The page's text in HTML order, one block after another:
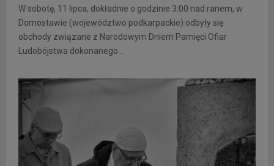
W sobotę, 11 lipca, dokładnie o godzinie 3:00 nad ranem, w
Domostawie (województwo podkarpackie) odbyły się
obchody związane z Narodowym Dniem Pamięci Ofiar
Ludobójstwa dokonanego...